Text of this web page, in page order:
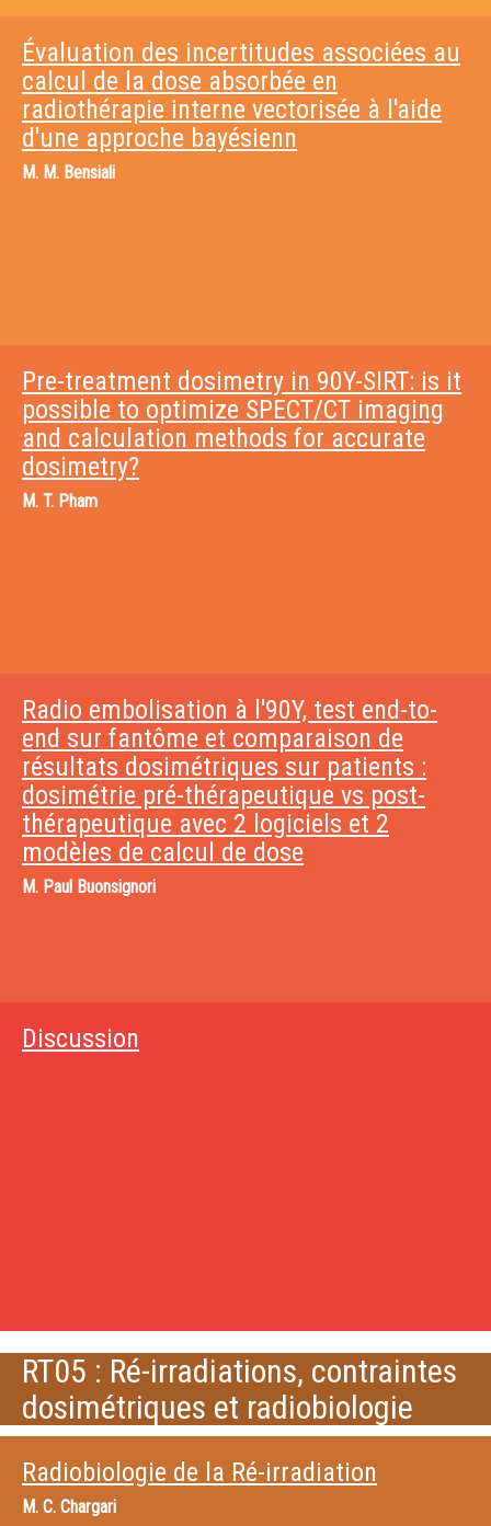
Évaluation des incertitudes associées au
calcul de la dose absorbée en
radiothérapie interne vectorisée à l'aide
d'une approche bayésienn
M. M. Bensiali
Pre-treatment dosimetry in 90Y-SIRT: is it
possible to optimize SPECT/CT imaging
and calculation methods for accurate
dosimetry?
M. T. Pham
Radio embolisation à l'90Y, test end-to-
end sur fantôme et comparaison de
résultats dosimétriques sur patients :
dosimétrie pré-thérapeutique vs post-
thérapeutique avec 2 logiciels et 2
modèles de calcul de dose
M. Paul Buonsignori
Discussion
RT05 : Ré-irradiations, contraintes
dosimétriques et radiobiologie
Radiobiologie de la Ré-irradiation
M. C. Chargari